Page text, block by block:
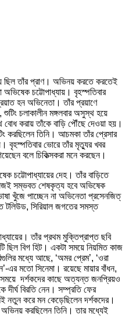
ছিল তাঁর প্রাণ। অভিনয় করতে করতেই
চট্টোপাধ্যায়। বৃহস্পতিবার
হন অভিনেতা। তাঁর প্রয়াণে
চলাকালীন মঙ্গলবার অসুস্থ হয়ে
বোধ করায় তাঁকে বাড়ি পৌঁছে দেওয়া হয়।
করছিলেন তিনি। আচমকা তাঁর প্রেসার
বৃহস্পতিবার ভোরে তাঁর মৃত্যুর খবর
বলে চিকিত্সকরা মনে করছেন।
চট্টোপাধ্যায়ের দেহ। তাঁর বাড়িতে
সম্ভবত শেষকৃত্য হবে অভিষেক
খুঁজে পাচ্ছেন না অভিনেতা প্রসেনজিত্
টলিউড, সিরিয়াল জগতের সমস্ত
তাঁর প্রথম মুক্তিপ্রাপ্ত ছবি
ছিল বিগ হিট। একটা সময়ে নিয়মিত কাজ
মধ্যে আছে, ‘অমর প্রেম’, ‘ওরা
এর মতো সিনেমা। রয়েছে মায়ার বাঁধন,
দর্শকদের কাছে অত্যন্ত জনপ্রিয়ও
দীর্ঘ বিরতি নেন। সম্প্রতি ফের
নতুন করে মন কেড়েছিলেন দর্শকদের।
অভিনয় করছিলেন তিনি। তার মধ্যেই